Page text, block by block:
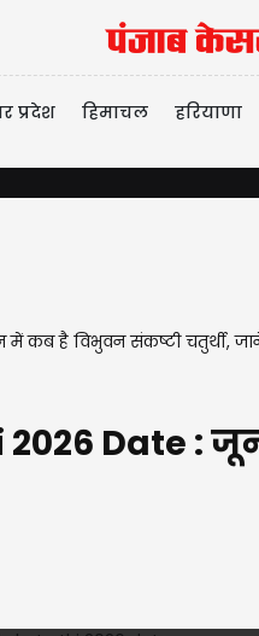
प्रदेश हिमाचल हरियाणा
कब है विभुवन संकष्टी चतुर्थी,
Date :